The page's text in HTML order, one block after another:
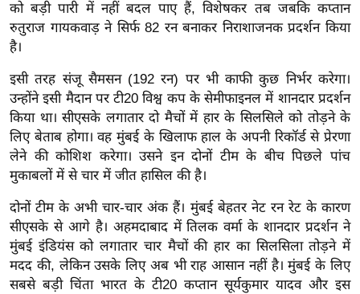
त
ऑ
टो
व
र्ल्ड
न्यू
ज
ब्री
फ
म
नो
रं
ज
को बड़ी पारी में नहीं बदल पाए हैं, विशेषकर तब जबकि कप्तान
रुतुराज गायकवाड़ ने सिर्फ 82 रन बनाकर निराशाजनक प्रदर्शन किया
है।
इसी तरह संजू सैमसन (192 रन) पर भी काफी कुछ निर्भर करेगा।
उन्होंने इसी मैदान पर टी20 विश्व कप के सेमीफाइनल में शानदार प्रदर्शन
किया था। सीएसके लगातार दो मैचों में हार के सिलसिले को तोड़ने के
लिए बेताब होगा। वह मुंबई के खिलाफ हाल के अपनी रिकॉर्ड से प्रेरणा
लेने की कोशिश करेगा। उसने इन दोनों टीम के बीच पिछले पांच
मुकाबलों में से चार में जीत हासिल की है।
दोनों टीम के अभी चार-चार अंक हैं। मुंबई बेहतर नेट रन रेट के कारण
सीएसके से आगे है। अहमदाबाद में तिलक वर्मा के शानदार प्रदर्शन ने
मुंबई इंडियंस को लगातार चार मैचों की हार का सिलसिला तोड़ने में
मदद की, लेकिन उसके लिए अब भी राह आसान नहीं है। मुंबई के लिए
सबसे बड़ी चिंता भारत के टी20 कप्तान सूर्यकुमार यादव और इस